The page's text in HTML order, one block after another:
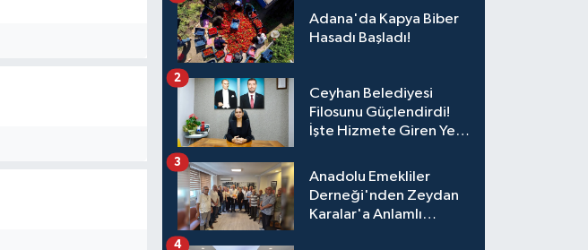
Adana'da Kapya Biber
Hasadı Başladı!
Ceyhan Belediyesi
Filosunu Güçlendirdi!
İşte Hizmete Giren Yeni
2
Anadolu Emekliler
Derneği'nden Zeydan
Karalar'a Anlamlı
3
4